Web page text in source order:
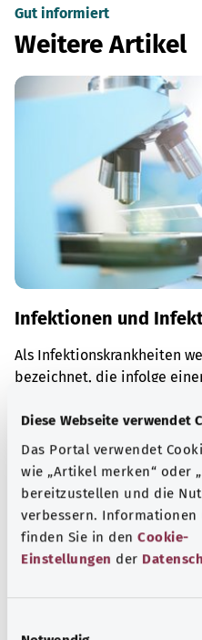
Diese Webseite verwendet
Das Portal verwendet
wie „Artikel merken“ oder
bereitzustellen und die
verbessern.
finden Sie in den Cookie-
Einstellungen der
Gut informiert
Weitere Artikel
Infektionen und
Als Infektionskrankheiten
bezeichnet, die infolge